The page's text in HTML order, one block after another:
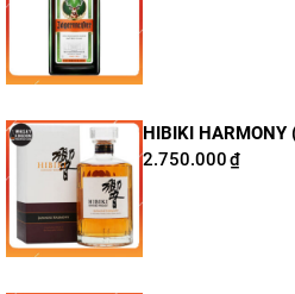
Thương hiệu:
Dung tích:
Tuổi rượu:
18 năm
Phân loại:
Single Malt
Vùng:
Xuất xứ:
HIBIKI
2.750.000₫